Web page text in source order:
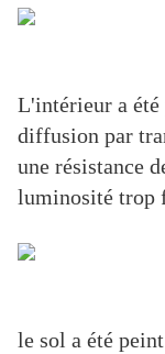
L'intérieur a
diffusion par
une résistance
luminosité trop
le sol a été